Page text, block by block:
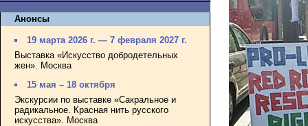
Анонсы
19 марта 2026 г. — 7 февраля 2027 г.
Выставка «Искусство добродетельных
жен». Москва
15 мая – 18 октября
Экскурсии по выставке «Сакральное и
радикальное. Красная нить русского
искусства». Москва